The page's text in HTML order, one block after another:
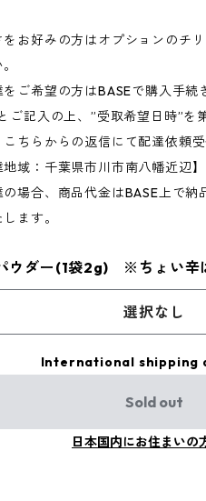
お好みの方はオプションのチ
ご希望の方はBASEで購入手続
ご記入の上、”受取希望日時”を
こちらからの返信にて配達依頼受
地域：千葉県市川市南八幡近辺】
場合、商品代金はBASE上で納
ます。
ウダー(1袋2g) ※ちょい辛
選択なし
International shipping
Sold out
日本国内にお住まいの